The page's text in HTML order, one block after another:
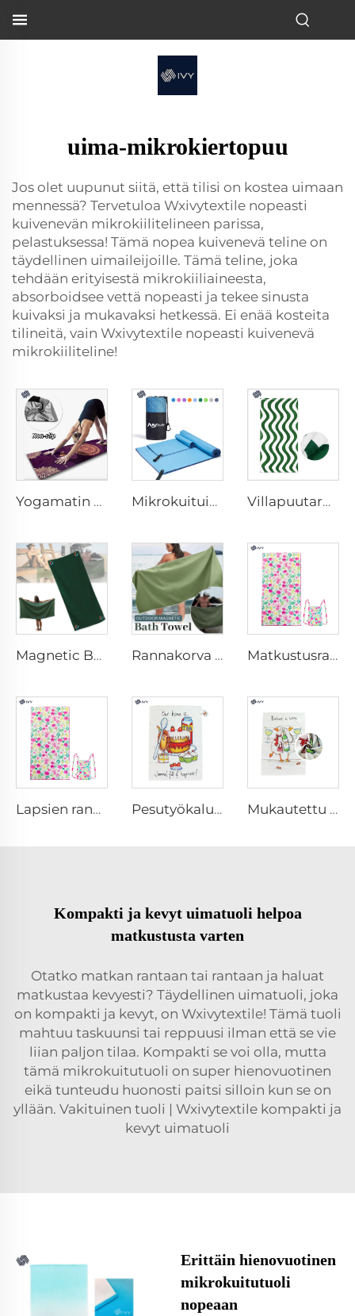
uima-mikrokiertopuu
Jos olet uupunut siitä, että tilisi on kostea uimaan
mennessä? Tervetuloa Wxivytextile nopeasti
kuivenevän mikrokiilitelineen parissa,
pelastuksessa! Tämä nopea kuivenevä teline on
täydellinen uimaileijoille. Tämä teline, joka
tehdään erityisestä mikrokiiliaineesta,
absorboidsee vettä nopeasti ja tekee sinusta
kuivaksi ja mukavaksi hetkessä. Ei enää kosteita
tilineitä, vain Wxivytextile nopeasti kuivenevä
mikrokiiliteline!
Yogamatin kapea Mikrokuituinen urheilupyyhe Villapuutarha Rantatuoli
Magnetic Beach Towel Rannakorva magneettien kanssa Matkustusrannake
Lapsien rannakke tuokio kussassa Pesutyökalu kuivustusteline Mukautettu painettu keittiöteline
Kompakti ja kevyt uimatuoli helpoa
matkustusta varten
Otatko matkan rantaan tai rantaan ja haluat
matkustaa kevyesti? Täydellinen uimatuoli, joka
on kompakti ja kevyt, on Wxivytextile! Tämä tuoli
mahtuu taskuunsi tai reppuusi ilman että se vie
liian paljon tilaa. Kompakti se voi olla, mutta
tämä mikrokuitutuoli on super hienovuotinen
eikä tunteudu huonosti paitsi silloin kun se on
yllään. Vakituinen tuoli | Wxivytextile kompakti ja
kevyt uimatuoli
Erittäin hienovuotinen
mikrokuitutuoli
nopeaan